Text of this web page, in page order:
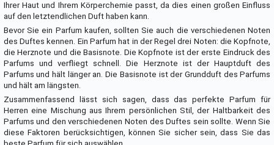
Ihrer Haut und Ihrem Körperchemie passt, da dies einen großen Einfluss
auf den letztendlichen Duft haben kann.
Bevor Sie ein Parfum kaufen, sollten Sie auch die verschiedenen Noten
des Duftes kennen. Ein Parfum hat in der Regel drei Noten: die Kopfnote,
die Herznote und die Basisnote. Die Kopfnote ist der erste Eindruck des
Parfums und verfliegt schnell. Die Herznote ist der Hauptduft des
Parfums und hält länger an. Die Basisnote ist der Grundduft des Parfums
und hält am längsten.
Zusammenfassend lässt sich sagen, dass das perfekte Parfum für
Herren eine Mischung aus Ihrem persönlichen Stil, der Haltbarkeit des
Parfums und den verschiedenen Noten des Duftes sein sollte. Wenn Sie
diese Faktoren berücksichtigen, können Sie sicher sein, dass Sie das